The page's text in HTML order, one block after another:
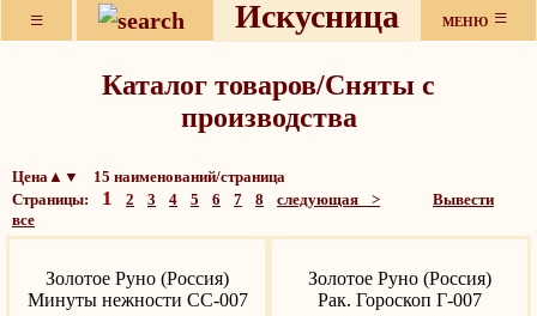
≡ Искусница МЕНЮ ≡
Каталог товаров/Сняты с
производства
Цена▲▼ 15 наименований/страница
Страницы: 1 2 3 4 5 6 7 8 следующая >
Вывести
все
Золотое Руно (Россия)
Минуты нежности СС-007
Золотое Руно (Россия)
Рак. Гороскоп Г-007